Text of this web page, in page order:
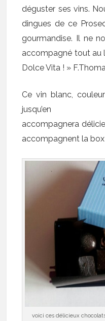
déguster ses vins.
dingues de ce
gourmandise. Il ne
accompagné tout au
Dolce Vita ! »
Ce vin blanc,
accompagnera
accompagnent la box
voici ces délicieux